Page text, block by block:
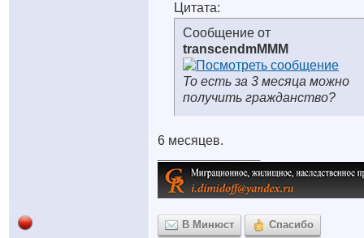
Цитата:
Сообщение от
transcendmMMM
То есть за 3 месяца можно
получить гражданство?
6 месяцев.
В Минюст Спасибо